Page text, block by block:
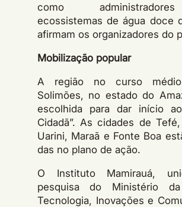
como
ecossistemas de água doce
afirmam os organizadores do
Mobilização popular
A região no curso
Solimões, no estado do
escolhida para dar início
Cidadã”. As cidades de
Uarini, Maraã e Fonte Boa
das no plano de ação.
O Instituto Mamirauá,
pesquisa do Ministério da
Tecnologia, Inovações e